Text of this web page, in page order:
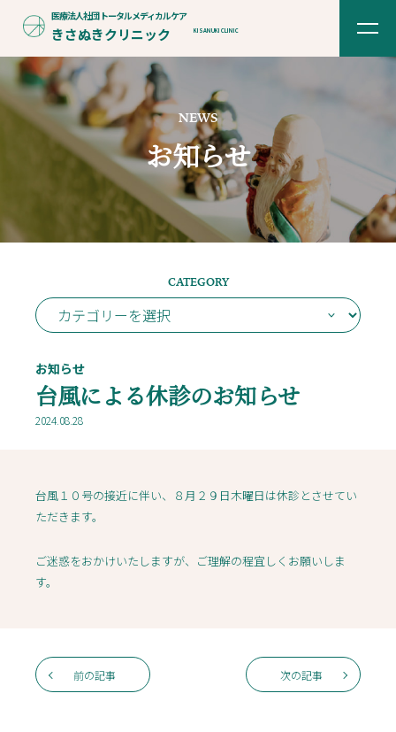
医療法人社団 トータルメディカルケア
きさぬきクリニック KISANUKI CLINIC
NEWS
お知らせ
お知らせ
台風による休診のお知らせ
2024.08.28
台風１０号の接近に伴い、８月２９日木曜日は休診とさせてい
ただきます。
ご迷惑をおかけいたしますが、ご理解の程宜しくお願いしま
す。
前の記事 次の記事
CATEGORY